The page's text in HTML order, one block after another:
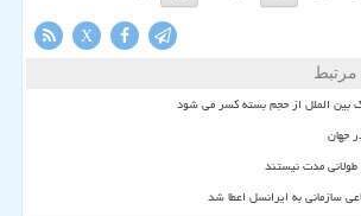
X
مرتبط
بین الملل از حجم بسته کسر می شود
جهان
مدت نیستند
سازمانی به ایرانسل اعطا شد